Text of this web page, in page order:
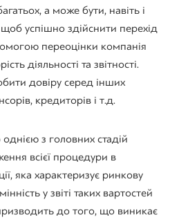
а може бути, навіть і
успішно здійснити перехід
переоцінки компанія
діяльності та звітності.
довіру серед інших
кредиторів і т.д.
з головних стадій
всієї процедури в
яка характеризує ринкову
у звіті таких вартостей
до того, що виникає